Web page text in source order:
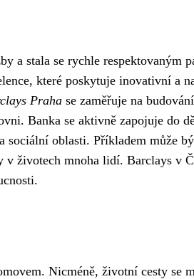
a stala se rychle respektovaným
které poskytuje inovativní a
Praha se zaměřuje na budování
Banka se aktivně zapojuje do
sociální oblasti. Příkladem může
životech mnoha lidí. Barclays v
Nicméně, životní cesty se